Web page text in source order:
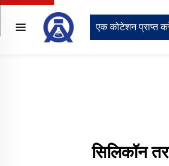
एक कोटेशन प्राप्त
सिलिकॉन